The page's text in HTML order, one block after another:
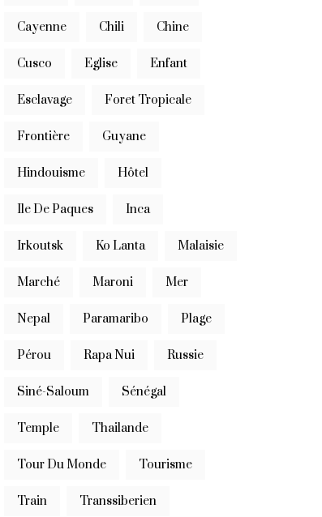
Cayenne Chili Chine
Cusco Eglise Enfant
Esclavage Foret Tropicale
Frontière Guyane
Hindouisme Hôtel
Ile De Paques Inca
Irkoutsk Ko Lanta Malaisie
Marché Maroni Mer
Nepal Paramaribo Plage
Pérou Rapa Nui Russie
Siné-Saloum Sénégal
Temple Thailande
Tour Du Monde Tourisme
Train Transsiberien